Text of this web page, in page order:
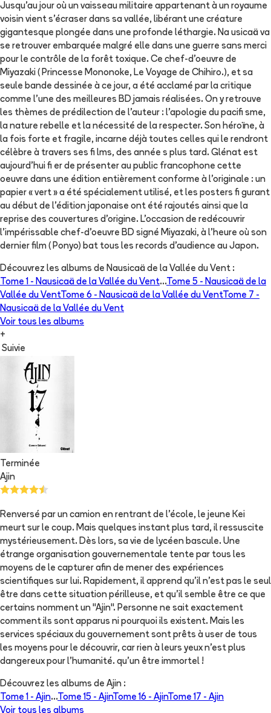
Jusqu'au jour où un vaisseau militaire appartenant à un royaume
voisin vient s'écraser dans sa vallée, libérant une créature
gigantesque plongée dans une profonde léthargie. Na usicaä va
se retrouver embarquée malgré elle dans une guerre sans merci
pour le contrôle de la forêt toxique. Ce chef-d'oeuvre de
Miyazaki ( Princesse Mononoke, Le Voyage de Chihiro.), et sa
seule bande dessinée à ce jour, a été acclamé par la critique
comme l'une des meilleures BD jamais réalisées. On y retrouve
les thèmes de prédilection de l'auteur : l'apologie du pacifi sme,
la nature rebelle et la nécessité de la respecter. Son héroïne, à
la fois forte et fragile, incarne déjà toutes celles qui le rendront
célèbre à travers ses fi lms, des année s plus tard. Glénat est
aujourd'hui fi er de présenter au public francophone cette
oeuvre dans une édition entièrement conforme à l'originale : un
papier « vert » a été spécialement utilisé, et les posters fi gurant
au début de l'édition japonaise ont été rajoutés ainsi que la
reprise des couvertures d'origine. L'occasion de redécouvrir
l'impérissable chef-d'oeuvre BD signé Miyazaki, à l'heure où son
dernier film ( Ponyo) bat tous les records d'audience au Japon.
Découvrez les albums de Nausicaä de la Vallée du Vent :
Tome 1 - Nausicaä de la Vallée du Vent...Tome 5 - Nausicaä de la
Vallée du VentTome 6 - Nausicaä de la Vallée du VentTome 7 -
Nausicaä de la Vallée du Vent
Voir tous les albums
+
Suivie
Terminée
Ajin
Renversé par un camion en rentrant de l'école, le jeune Kei
meurt sur le coup. Mais quelques instant plus tard, il ressuscite
mystérieusement. Dès lors, sa vie de lycéen bascule. Une
étrange organisation gouvernementale tente par tous les
moyens de le capturer afin de mener des expériences
scientifiques sur lui. Rapidement, il apprend qu'il n'est pas le seul
être dans cette situation périlleuse, et qu'il semble être ce que
certains nomment un "Ajin". Personne ne sait exactement
comment ils sont apparus ni pourquoi ils existent. Mais les
services spéciaux du gouvernement sont prêts à user de tous
les moyens pour le découvrir, car rien à leurs yeux n'est plus
dangereux pour l'humanité. qu'un être immortel !
Découvrez les albums de Ajin :
Tome 1 - Ajin...Tome 15 - AjinTome 16 - AjinTome 17 - Ajin
Voir tous les albums